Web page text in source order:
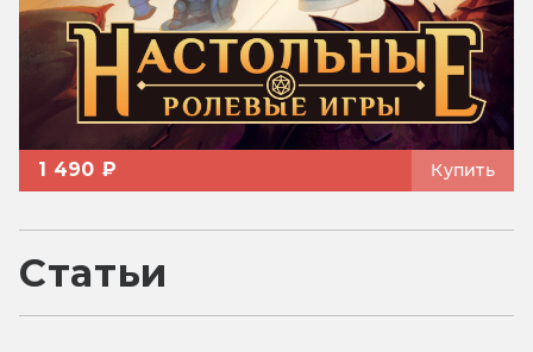
1 490 ₽ Купить
Статьи